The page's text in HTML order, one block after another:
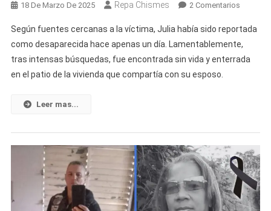
18 De Marzo De 2025 Repa Chismes 2 ComentariosEn
En
Ciego
Y
En
El
Según fuentes cercanas a la víctima, Julia había sido reportada
como desaparecida hace apenas un día. Lamentablemente,
tras intensas búsquedas, fue encontrada sin vida y enterrada
en el patio de la vivienda que compartía con su esposo.
Leer mas...